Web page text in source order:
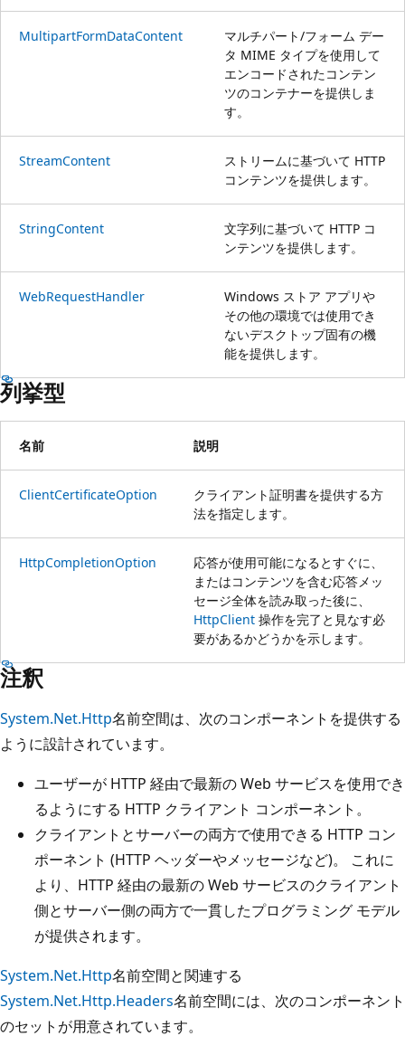
MultipartFormDataContent
マルチパート/フォーム デー
タ MIME タイプを使用して
エンコードされたコンテン
ツのコンテナーを提供しま
す。
StreamContent
ストリームに基づいて HTTP
コンテンツを提供します。
StringContent
文字列に基づいて HTTP コ
ンテンツを提供します。
WebRequestHandler
Windows ストア アプリや
その他の環境では使用でき
ないデスクトップ固有の機
能を提供します。
列挙型
名前 説明
ClientCertificateOption
クライアント証明書を提供する方
法を指定します。
HttpCompletionOption
応答が使用可能になるとすぐに、
またはコンテンツを含む応答メッ
セージ全体を読み取った後に、
HttpClient 操作を完了と見なす必
要があるかどうかを示します。
注釈
System.Net.Http名前空間は、次のコンポーネントを提供する
ように設計されています。
ユーザーが HTTP 経由で最新の Web サービスを使用でき
るようにする HTTP クライアント コンポーネント。
クライアントとサーバーの両方で使用できる HTTP コン
ポーネント (HTTP ヘッダーやメッセージなど)。 これに
より、HTTP 経由の最新の Web サービスのクライアント
側とサーバー側の両方で一貫したプログラミング モデル
が提供されます。
System.Net.Http名前空間と関連する
System.Net.Http.Headers名前空間には、次のコンポーネント
のセットが用意されています。